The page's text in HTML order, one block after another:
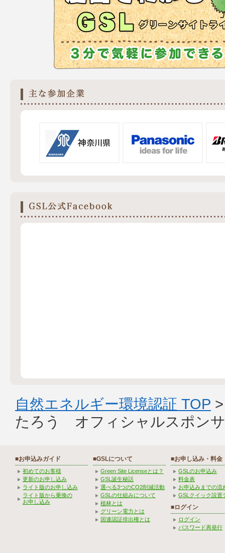
自然エネルギー環境認証 TOP
たろう オフィシャルスポン
■お申込みガイド
初めてのお客様
更新のお申し込み
ライト版のお申し込み
ライト版から乗換の
お申し込み
■GSLについて
Green Site Licenseとは？
GSL誕生秘話
選べる3つのCO2削減活動
GSLの仕組みについて
植林とは
グリーン電力とは
国連認証排出権とは
■お申し込み・料金
GSLのお申込み
料金表
お申込みまでの流
GSLクイック設置
■ログイン
ログイン
パスワード再発行